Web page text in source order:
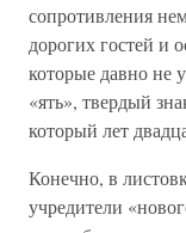
сопротивления
дорогих гостей и
которые давно не
«ять», твердый
который лет
Конечно, в
учредители